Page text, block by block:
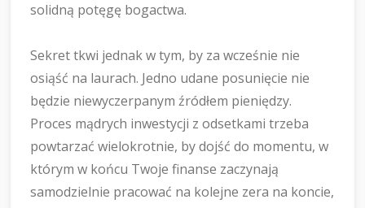
solidną potęgę bogactwa.
Sekret tkwi jednak w tym, by za wcześnie nie
osiąść na laurach. Jedno udane posunięcie nie
będzie niewyczerpanym źródłem pieniędzy.
Proces mądrych inwestycji z odsetkami trzeba
powtarzać wielokrotnie, by dojść do momentu, w
którym w końcu Twoje finanse zaczynają
samodzielnie pracować na kolejne zera na koncie,